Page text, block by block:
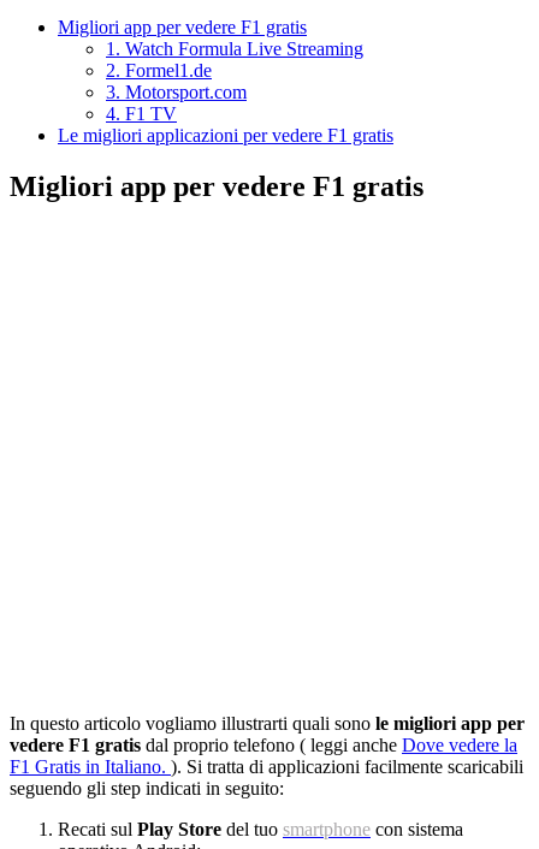
Migliori app per vedere F1 gratis
1. Watch Formula Live Streaming
2. Formel1.de
3. Motorsport.com
4. F1 TV
Le migliori applicazioni per vedere F1 gratis
Migliori app per vedere F1 gratis
In questo articolo vogliamo illustrarti quali sono le migliori app per
vedere F1 gratis dal proprio telefono ( leggi anche Dove vedere la
F1 Gratis in Italiano. ). Si tratta di applicazioni facilmente scaricabili
seguendo gli step indicati in seguito:
Recati sul Play Store del tuo smartphone con sistema